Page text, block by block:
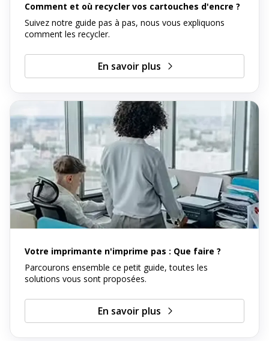
Comment et où recycler vos cartouches d'encre ?
Suivez notre guide pas à pas, nous vous expliquons
comment les recycler.
En savoir plus
Votre imprimante n'imprime pas : Que faire ?
Parcourons ensemble ce petit guide, toutes les
solutions vous sont proposées.
En savoir plus